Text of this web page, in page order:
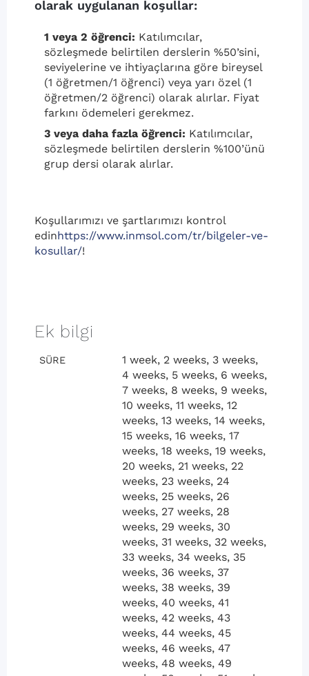
olarak uygulanan koşullar:
1 veya 2 öğrenci: Katılımcılar,
sözleşmede belirtilen derslerin %50’sini,
seviyelerine ve ihtiyaçlarına göre bireysel
(1 öğretmen/1 öğrenci) veya yarı özel (1
öğretmen/2 öğrenci) olarak alırlar. Fiyat
farkını ödemeleri gerekmez.
3 veya daha fazla öğrenci: Katılımcılar,
sözleşmede belirtilen derslerin %100’ünü
grup dersi olarak alırlar.
Koşullarımızı ve şartlarımızı kontrol
edinhttps://www.inmsol.com/tr/bilgeler-ve-
kosullar/!
Ek bilgi
SÜRE
1 week, 2 weeks, 3 weeks,
4 weeks, 5 weeks, 6 weeks,
7 weeks, 8 weeks, 9 weeks,
10 weeks, 11 weeks, 12
weeks, 13 weeks, 14 weeks,
15 weeks, 16 weeks, 17
weeks, 18 weeks, 19 weeks,
20 weeks, 21 weeks, 22
weeks, 23 weeks, 24
weeks, 25 weeks, 26
weeks, 27 weeks, 28
weeks, 29 weeks, 30
weeks, 31 weeks, 32 weeks,
33 weeks, 34 weeks, 35
weeks, 36 weeks, 37
weeks, 38 weeks, 39
weeks, 40 weeks, 41
weeks, 42 weeks, 43
weeks, 44 weeks, 45
weeks, 46 weeks, 47
weeks, 48 weeks, 49